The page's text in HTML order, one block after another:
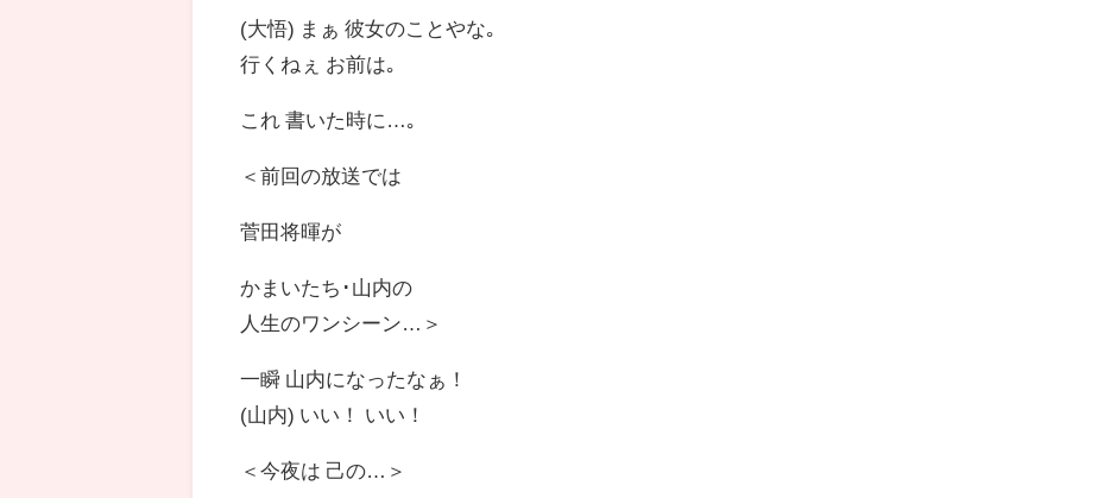
(大悟) まぁ 彼女のことやな｡
行くねぇ お前は｡
これ 書いた時に…｡
＜前回の放送では
菅田将暉が
かまいたち･山内の
人生のワンシーン…＞
一瞬 山内になったなぁ！
(山内) いい！ いい！
＜今夜は 己の…＞